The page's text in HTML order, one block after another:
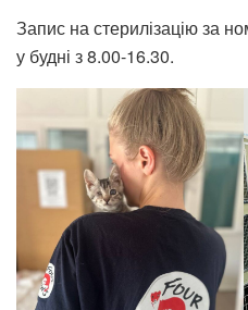
Запис на стерилізацію за
у будні з 8.00-16.30.